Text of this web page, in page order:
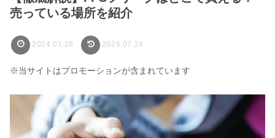
売っている場所を紹介
2024.01.28 2026.07.24
※当サイトはプロモーションが含まれています